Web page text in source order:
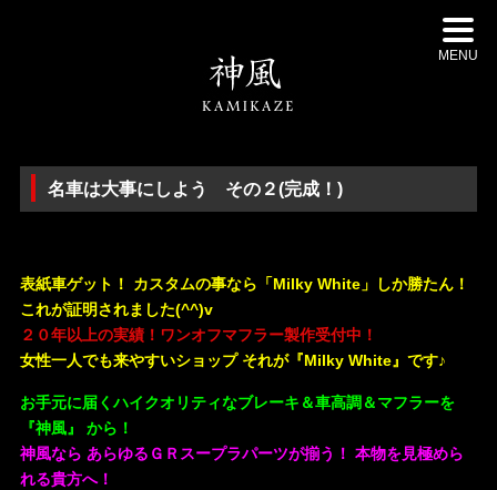
MENU
名車は大事にしよう その２(完成！)
表紙車ゲット！ カスタムの事なら「Milky White」しか勝たん！
これが証明されました(^^)v
２０年以上の実績！ワンオフマフラー製作受付中！
女性一人でも来やすいショップ それが『Milky White』です♪
お手元に届くハイクオリティなブレーキ＆車高調＆マフラーを
『神風』 から！
神風なら あらゆるＧＲスープラパーツが揃う！ 本物を見極めら
れる貴方へ！